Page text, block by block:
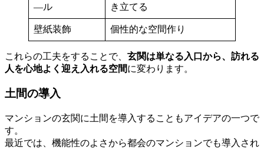
―ル
き立てる
壁紙装飾 個性的な空間作り
これらの工夫をすることで、 玄関は単なる入口から、訪れる
人を心地よく迎え入れる空間に変わります。
土間の導入
マンションの玄関に土間を導入することもアイデアの一つで
す。
最近では、機能性のよさから都会のマンションでも導入され